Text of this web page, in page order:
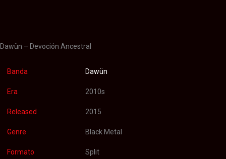
Dawün – Devoción Ancestral
Banda Dawün
Era 2010s
Released 2015
Genre Black Metal
Formato Split